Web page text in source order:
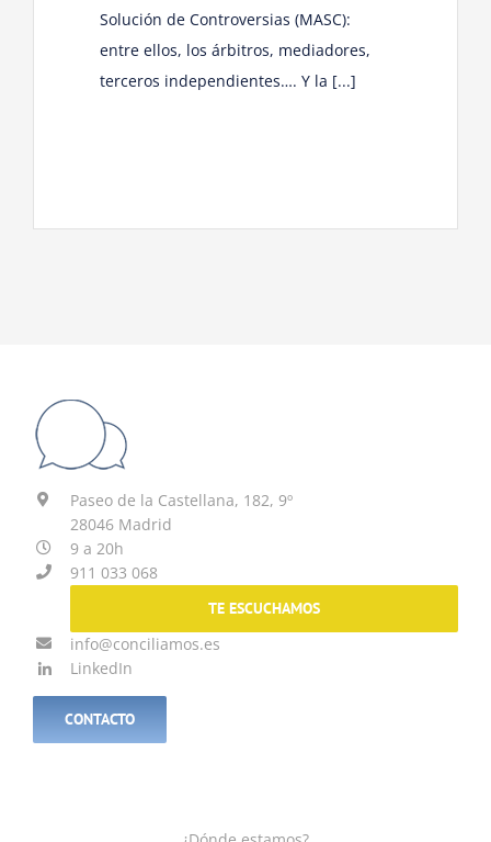
Solución de Controversias (MASC):
entre ellos, los árbitros, mediadores,
terceros independientes…. Y la [...]
Paseo de la Castellana, 182, 9º
28046 Madrid
9 a 20h
911 033 068
TE ESCUCHAMOS
info@conciliamos.es
LinkedIn
CONTACTO